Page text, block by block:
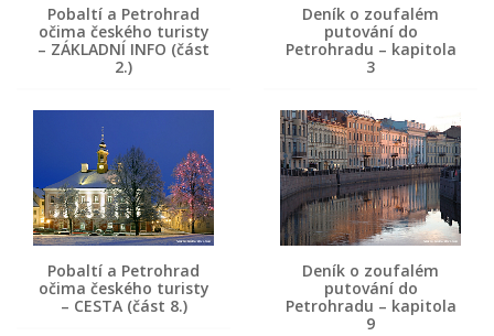
Pobaltí a Petrohrad
očima českého turisty
– ZÁKLADNÍ INFO (část
2.)
Deník o zoufalém
putování do
Petrohradu – kapitola
3
Pobaltí a Petrohrad
očima českého turisty
– CESTA (část 8.)
Deník o zoufalém
putování do
Petrohradu – kapitola
9